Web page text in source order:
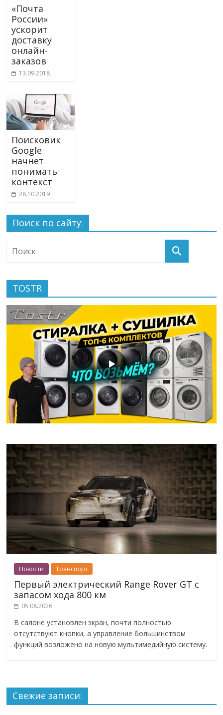
«Почта
России»
ускорит
доставку
онлайн-
заказов
13.09.2018
Поисковик
Google
начнет
понимать
контекст
28.10.2019
Поиск по сайту:
TOSTR
Новости Транспорт
Первый электрический Range Rover GT с
запасом хода 800 км
05.08.2026
В салоне установлен экран, почти полностью
отсутствуют кнопки, а управление большинством
функций возложено на новую мультимедийную систему.
Свежие записи: